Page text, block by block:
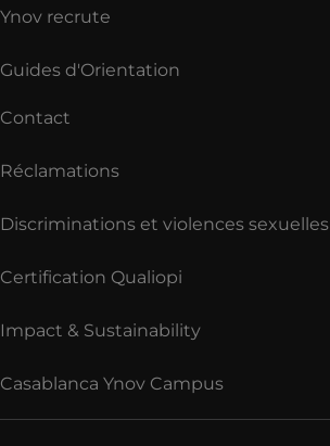
Ynov recrute
Guides d'Orientation
Contact
Réclamations
Discriminations et violences sexuelles
Certification Qualiopi
Impact & Sustainability
Casablanca Ynov Campus